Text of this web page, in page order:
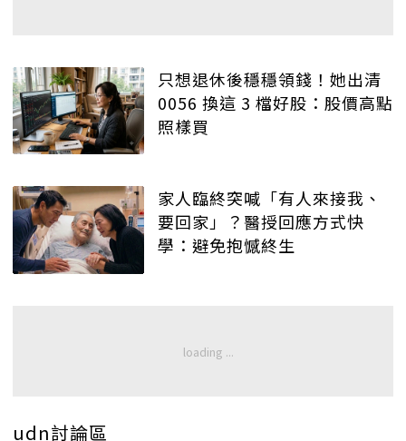
只想退休後穩穩領錢！她出清
0056 換這 3 檔好股：股價高點
照樣買
家人臨終突喊「有人來接我、
要回家」？醫授回應方式快
學：避免抱憾終生
udn討論區